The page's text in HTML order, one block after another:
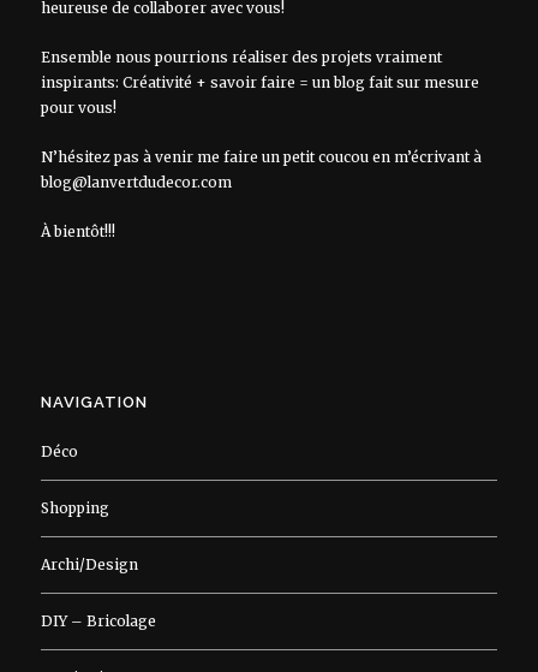
heureuse de collaborer avec vous!
Ensemble nous pourrions réaliser des projets vraiment
inspirants: Créativité + savoir faire = un blog fait sur mesure
pour vous!
N’hésitez pas à venir me faire un petit coucou en m’écrivant à
blog@lanvertdudecor.com
À bientôt!!!
NAVIGATION
Déco
Shopping
Archi/Design
DIY – Bricolage